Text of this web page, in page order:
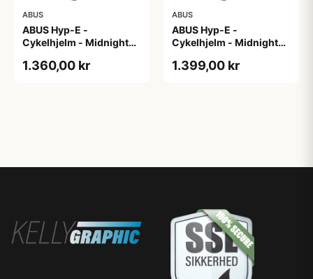
ABUS
ABUS Hyp-E -
Cykelhjelm - Midnight
1.360,00 kr
ABUS
ABUS Hyp-E -
Cykelhjelm - Midnight
1.399,00 kr